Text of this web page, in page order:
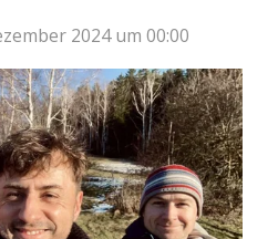
2024 um 00:00